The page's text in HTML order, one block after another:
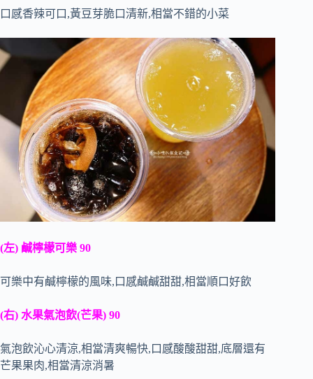
口感香辣可口,黃豆芽脆口清新,相當不錯的小菜
(左) 鹹檸檬可樂 90
可樂中有鹹檸檬的風味,口感鹹鹹甜甜,相當順口好飲
(右) 水果氣泡飲(芒果) 90
氣泡飲沁心清涼,相當清爽暢快,口感酸酸甜甜,底層還有
芒果果肉,相當清涼消暑